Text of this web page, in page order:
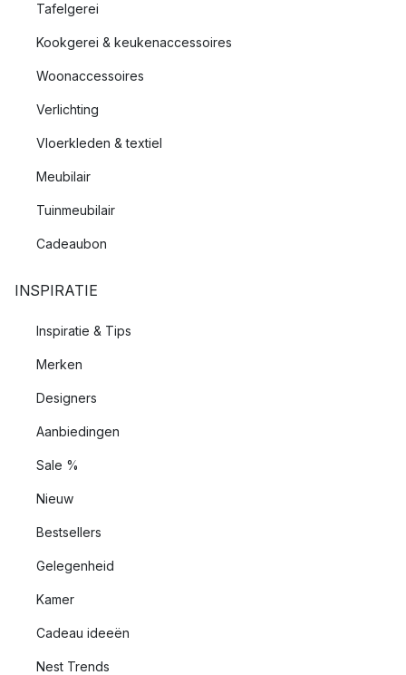
Tafelgerei
Kookgerei & keukenaccessoires
Woonaccessoires
Verlichting
Vloerkleden & textiel
Meubilair
Tuinmeubilair
Cadeaubon
INSPIRATIE
Inspiratie & Tips
Merken
Designers
Aanbiedingen
Sale %
Nieuw
Bestsellers
Gelegenheid
Kamer
Cadeau ideeën
Nest Trends